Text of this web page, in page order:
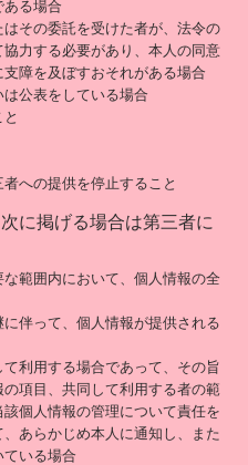
ある場合
その委託を受けた者が、法令の
力する必要があり、本人の同意
障を及ぼすおそれがある場合
公表をしている場合
への提供を停止すること
に掲げる場合は第三者に
範囲内において、個人情報の全
伴って、個人情報が提供される
利用する場合であって、その旨
項目、共同して利用する者の範
個人情報の管理について責任を
あらかじめ本人に通知し、また
ている場合